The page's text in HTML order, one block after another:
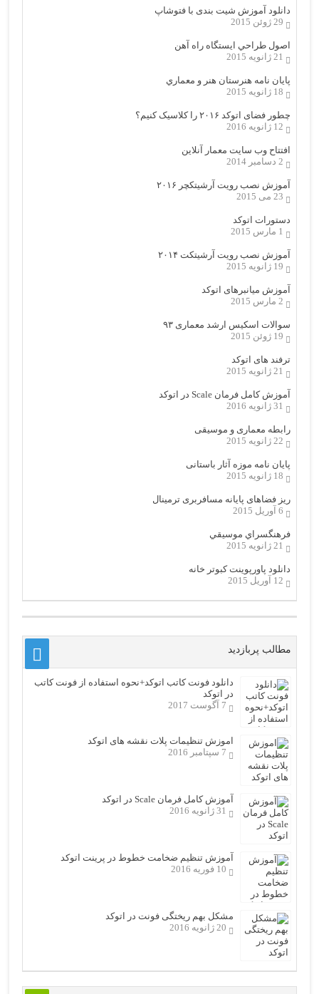
دانلود آموزش شیت بندی با فتوشاپ
29 ژوئن 2015
اصول طراحي ایستگاه راه آهن
21 ژانویه 2015
پایان نامه هنرستان هنر و معماري
18 ژانویه 2015
چطور فضای اتوکد ۲۰۱۶ را کلاسیک کنیم؟
12 ژانویه 2016
افتتاح وب سایت معمار آنلاین
2 دسامبر 2014
آموزش نصب رویت آرشیتکچر ۲۰۱۶
23 می 2015
دستورات اتوکد
1 مارس 2015
آموزش نصب رویت آرشیتکت ۲۰۱۴
19 ژانویه 2015
آموزش میانبرهای اتوکد
2 مارس 2015
سوالات اسکیس ارشد معماری ۹۳
19 ژوئن 2015
ترفند های اتوکد
21 ژانویه 2015
آموزش کامل فرمان Scale در اتوکد
31 ژانویه 2016
رابطه معماری و موسیقی
22 ژانویه 2015
پایان نامه موزه آثار باستانی
18 ژانویه 2015
ریز فضاهای پایانه مسافربری ترمینال
6 آوریل 2015
فرهنگسراي موسيقي
21 ژانویه 2015
دانلود پاورپوینت کبوتر خانه
12 آوریل 2015
مطالب پربازدید
دانلود فونت کاتب اتوکد+نحوه استفاده از فونت کاتب
در اتوکد
7 آگوست 2017
اموزش تنظیمات پلات نقشه های اتوکد
7 سپتامبر 2016
آموزش کامل فرمان Scale در اتوکد
31 ژانویه 2016
آموزش تنظیم ضخامت خطوط در پرینت اتوکد
10 فوریه 2016
مشکل بهم ریختگی فونت در اتوکد
20 ژانویه 2016